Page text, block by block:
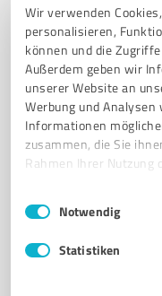
Wir verwenden
personalisieren,
können und die
Außerdem geben wir
unserer Website an
Werbung und
Informationen
zusammen, die Sie
Rahmen Ihrer Nutzung
Impressum
Einwilligungsauswahl
Notwendig
Statistiken
ElleXina -
Kosmetik- und
Massagen in
KOSMETIKSTUDIO
GESICHTSBEHANDLUNGEN
ANTI-AGING
Westtorgraben
contact@ellexina.com